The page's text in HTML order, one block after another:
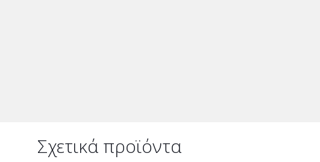
Σχετικά προϊόντα